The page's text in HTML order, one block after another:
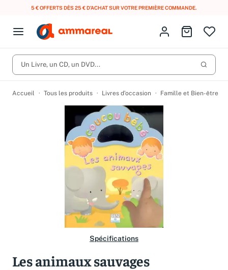
5 € OFFERTS DÈS 25 € D’ACHAT SUR VOTRE PREMIÈRE COMMANDE.
Open menu
Fermer le menu
CD d'occasion
DVD d'occasion
Nos engagements
Lancer
Vous n'avez pas trouvé l'article que vous cherchiez ?
Activez les notifications dans votre compte pour être alerté dès
qu'il est en stock.
Créer une alerte
Identifiez-vous
Aller au
Un Livre, un CD, un DVD...
Accueil Tous les produits Livres d’occasion Famille et Bien-être
Spécifications
Les animaux sauvages